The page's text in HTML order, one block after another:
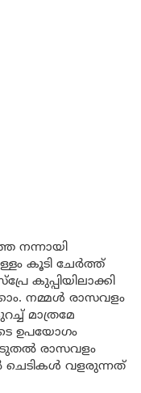
നന്നായി
കൂടി ചേർത്ത്
കുപ്പിയിലാക്കി
നമ്മൾ രാസവളം
മാത്രമേ
ഉപയോഗം
രാസവളം
ചെടികൾ വളരുന്നത്